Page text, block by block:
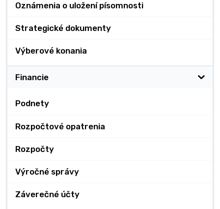
Oznámenia o uložení písomnosti
Strategické dokumenty
Výberové konania
Financie
Podnety
Rozpočtové opatrenia
Rozpočty
Výročné správy
Záverečné účty